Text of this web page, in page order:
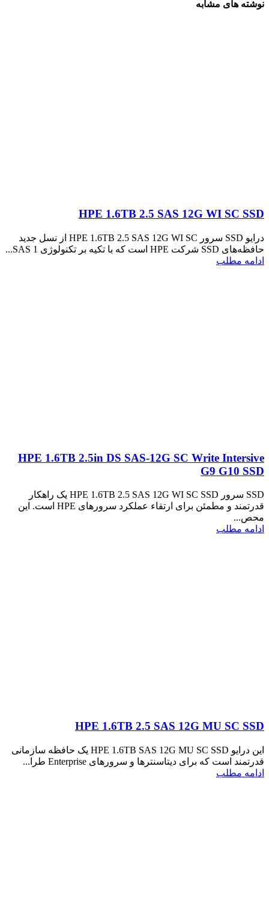
نوشته های مشابه
HPE 1.6TB 2.5 SAS 12G WI SC SSD
درایو SSD سرور HPE 1.6TB 2.5 SAS 12G WI SC از نسل جدید
حافظه‌های SSD شرکت HPE است که با تکیه بر تکنولوژی SAS 1...
ادامه مطلب
HPE 1.6TB 2.5in DS SAS-12G SC Write Intersive
G9 G10 SSD
SSD سرور HPE 1.6TB 2.5 SAS 12G WI SC SSD یک راهکار
قدرتمند و مطمئن برای ارتقاء عملکرد سرورهای HPE است. این
محص...
ادامه مطلب
HPE 1.6TB 2.5 SAS 12G MU SC SSD
این درایو HPE 1.6TB SAS 12G MU SC SSD یک حافظه سازمانی
قدرتمند است که برای دیتاسنترها و سرورهای Enterprise طرا...
ادامه مطلب